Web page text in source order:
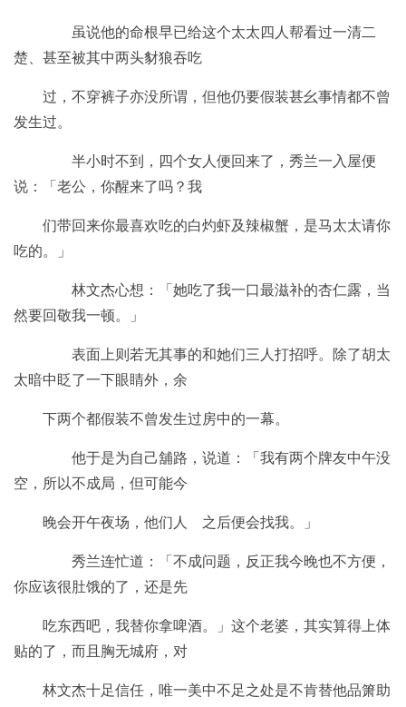
虽说他的命根早已给这个太太四人帮看过一清二
楚、甚至被其中两头豺狼吞吃
过，不穿裤子亦没所谓，但他仍要假装甚幺事情都不曾
发生过。
半小时不到，四个女人便回来了，秀兰一入屋便
说：「老公，你醒来了吗？我
们带回来你最喜欢吃的白灼虾及辣椒蟹，是马太太请你
吃的。」
林文杰心想：「她吃了我一口最滋补的杏仁露，当
然要回敬我一顿。」
表面上则若无其事的和她们三人打招呼。除了胡太
太暗中眨了一下眼睛外，余
下两个都假装不曾发生过房中的一幕。
他于是为自己舖路，说道：「我有两个牌友中午没
空，所以不成局，但可能今
晚会开午夜场，他们人 之后便会找我。」
秀兰连忙道：「不成问题，反正我今晚也不方便，
你应该很肚饿的了，还是先
吃东西吧，我替你拿啤酒。」这个老婆，其实算得上体
贴的了，而且胸无城府，对
林文杰十足信任，唯一美中不足之处是不肯替他品箫助